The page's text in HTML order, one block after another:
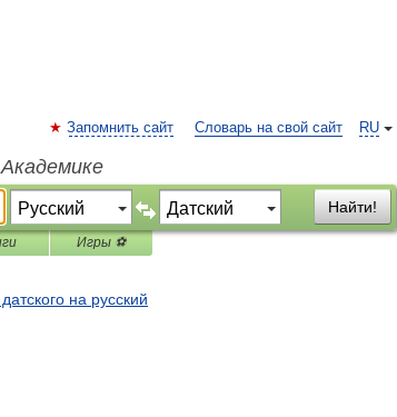
RU
Запомнить сайт Словарь на свой сайт
Найти!
Игры ⚽
на русский